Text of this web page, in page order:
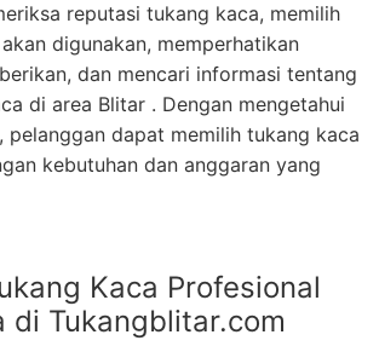
reputasi tukang kaca, memilih
digunakan, memperhatikan
dan mencari informasi tentang
di area Blitar . Dengan mengetahui
pelanggan dapat memilih tukang kaca
kebutuhan dan anggaran yang
Kaca Profesional
di Tukangblitar.com